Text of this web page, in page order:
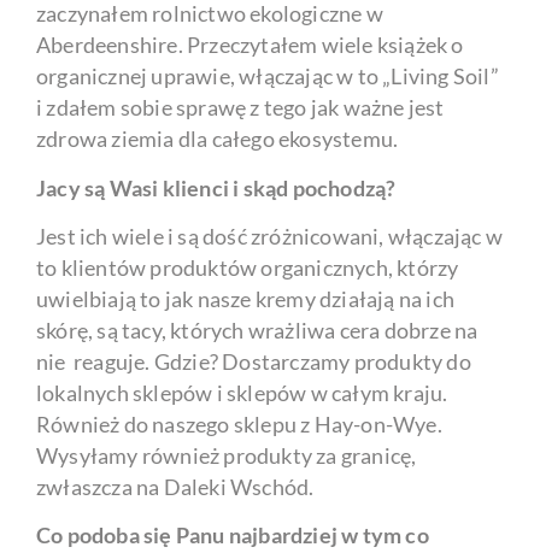
zaczynałem rolnictwo ekologiczne w
Aberdeenshire. Przeczytałem wiele książek o
organicznej uprawie, włączając w to „Living Soil”
i zdałem sobie sprawę z tego jak ważne jest
zdrowa ziemia dla całego ekosystemu.
Jacy są Wasi klienci i skąd pochodzą?
Jest ich wiele i są dość zróżnicowani, włączając w
to klientów produktów organicznych, którzy
uwielbiają to jak nasze kremy działają na ich
skórę, są tacy, których wrażliwa cera dobrze na
nie reaguje. Gdzie? Dostarczamy produkty do
lokalnych sklepów i sklepów w całym kraju.
Również do naszego sklepu z Hay-on-Wye.
Wysyłamy również produkty za granicę,
zwłaszcza na Daleki Wschód.
Co podoba się Panu najbardziej w tym co